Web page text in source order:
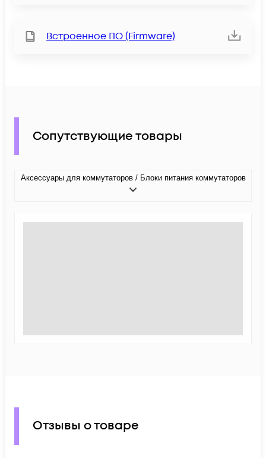
Встроенное ПО (Firmware)
Сопутствующие товары
Аксессуары для коммутаторов / Блоки питания коммутаторов
Отзывы о товаре